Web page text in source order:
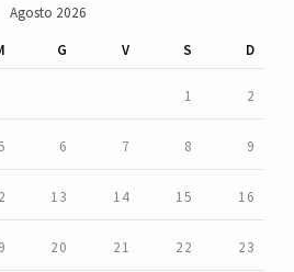
Agosto 2026
G V S D
1 2
6 7 8 9
13 14 15 16
20 21 22 23